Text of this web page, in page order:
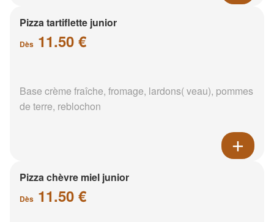
Pizza tartiflette junior
Dès 11.50 €
Base crème fraîche, fromage, lardons( veau), pommes
de terre, reblochon
Pizza chèvre miel junior
Dès 11.50 €